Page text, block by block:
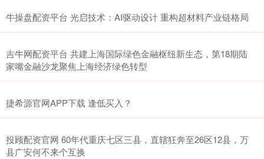
牛操盘配资平台 光启技术：AI驱动设计 重构超材料产业链格局
吉牛网配资平台 共建上海国际绿色金融枢纽新生态，第18期陆
家嘴金融沙龙聚焦上海经济绿色转型
捷希源官网APP下载 逢低买入？
投顾配资官网 60年代重庆七区三县，直辖狂奔至26区12县，万
县广安何不来个互换